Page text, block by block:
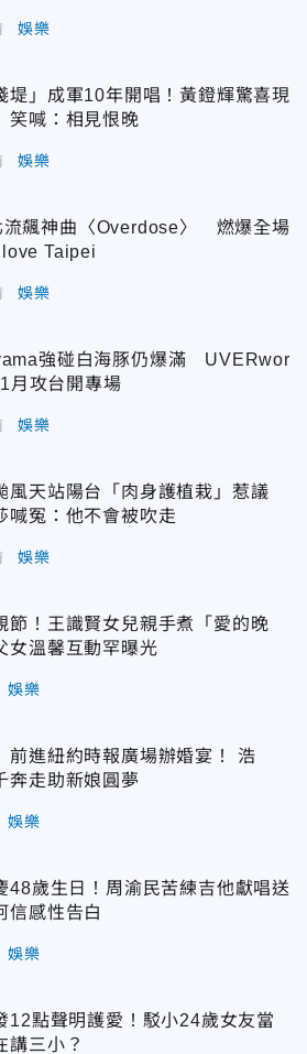
娛樂
堤」成軍10年開唱！黃鐙輝驚喜現
喊：相見恨晚
娛樂
流飆神曲〈Overdose〉 燃爆全場
Taipei
娛樂
強碰白海豚仍爆滿 UVERwor
月攻台開專場
娛樂
風天站陽台「肉身護植栽」惹議
喊冤：他不會被吹走
娛樂
節！王識賢女兒親手煮「愛的晚
溫馨互動罕曝光
娛樂
前進紐約時報廣場辦婚宴！ 浩
奔走助新娘圓夢
娛樂
48歲生日！周渝民苦練吉他獻唱送
感性告白
娛樂
12點聲明護愛！駁小24歲女友當
講三小？